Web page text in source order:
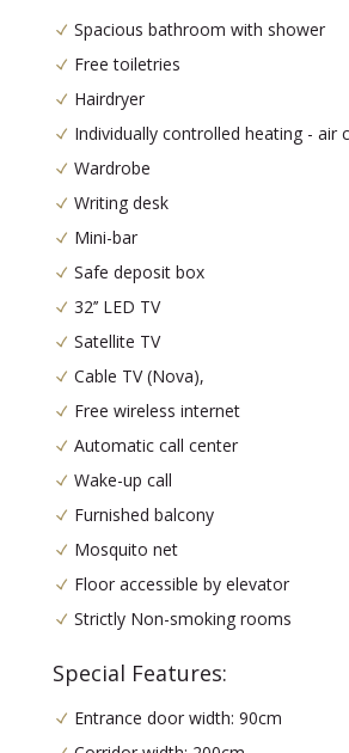
Spacious bathroom with shower
Free toiletries
Hairdryer
Individually controlled heating - air
Wardrobe
Writing desk
Mini-bar
Safe deposit box
32’’ LED TV
Satellite TV
Cable TV (Nova),
Free wireless internet
Automatic call center
Wake-up call
Furnished balcony
Mosquito net
Floor accessible by elevator
Strictly Non-smoking rooms
Special Features:
Entrance door width: 90cm